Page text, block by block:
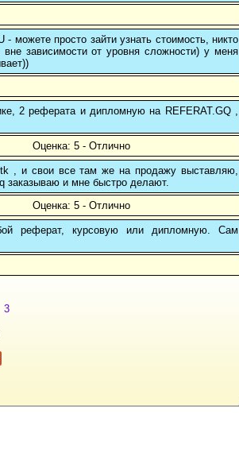
можете просто зайти узнать стоимость, никто
зависимости от уровня сложности) у меня
2 реферата и дипломную на REFERAT.GQ ,
Оценка: 5 - Отлично
, и свои все там же на продажу выставляю,
заказываю и мне быстро делают.
Оценка: 5 - Отлично
реферат, курсовую или дипломную. Сам
3